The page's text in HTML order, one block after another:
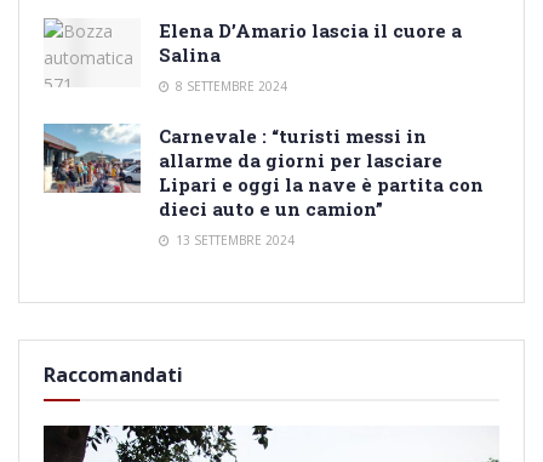
Elena D’Amario lascia il cuore a
Salina
8 SETTEMBRE 2024
Carnevale : “turisti messi in
allarme da giorni per lasciare
Lipari e oggi la nave è partita con
dieci auto e un camion”
13 SETTEMBRE 2024
Raccomandati